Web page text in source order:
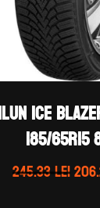
ICE
185/65R15
245.33lei